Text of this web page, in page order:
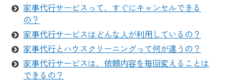
家事代行サービスって、すぐにキャンセルできる
の？
家事代行サービスはどんな人が利用しているの？
家事代行とハウスクリーニングって何が違うの？
家事代行サービスは、依頼内容を毎回変えることは
できるの？